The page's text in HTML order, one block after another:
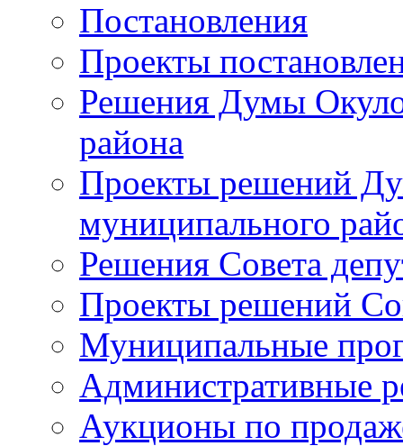
Постановления
Проекты
Решения Думы
района
Проекты решений
муниципального
Решения Совета
Проекты решений
Муниципальные
Административные
Аукционы по